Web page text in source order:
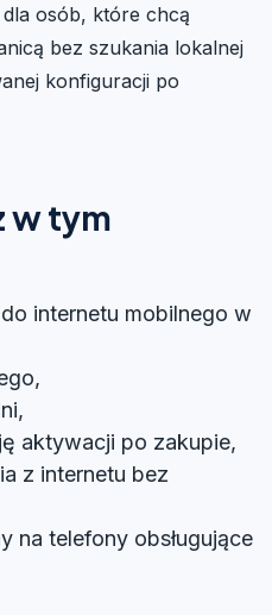
osób, które chcą
bez szukania lokalnej
konfiguracji po
w tym
internetu mobilnego w
aktywacji po zakupie,
z internetu bez
na telefony obsługujące